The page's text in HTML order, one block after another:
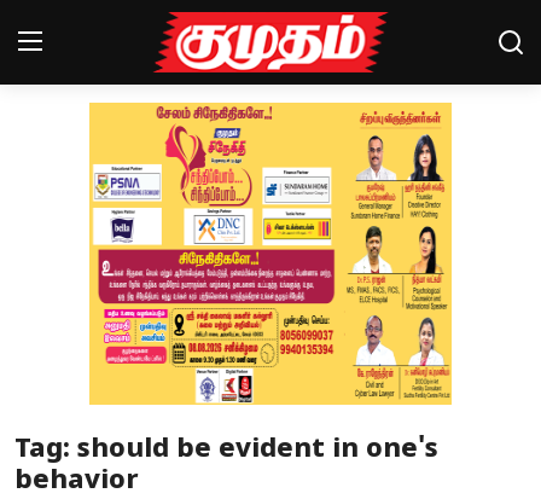
Magazines
Sports
Tag: should be evident in one's
behavior